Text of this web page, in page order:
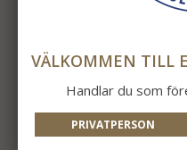
129 kr
VÄLKOMMEN TILL
Handlar du som
PRIVATPERSON